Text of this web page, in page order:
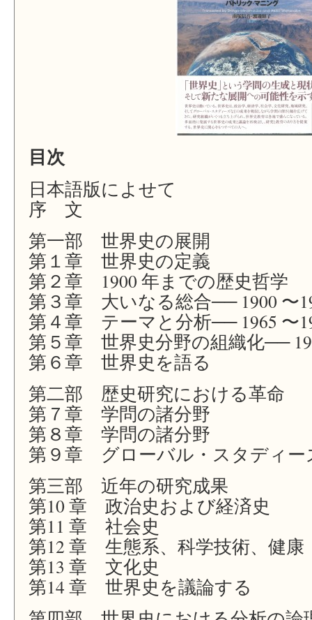
目次
日本語版によせて
序 文
第一部 世界史の展開
第１章 世界史の定義
第２章 1900 年までの歴史哲学
第３章 大いなる総合── 1900 〜
第４章 テーマと分析── 1965 〜
第５章 世界史分野の組織化──
第６章 世界史を語る
第二部 歴史研究における革命
第７章 学問の諸分野
第８章 学問の諸分野
第９章 グローバル・スタディー
第三部 近年の研究成果
第10 章 政治史および経済史
第11 章 社会史
第12 章 生態系、科学技術、健康
第13 章 文化史
第14 章 世界史を議論する